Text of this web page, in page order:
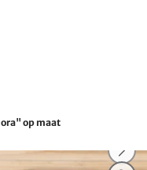
op maat